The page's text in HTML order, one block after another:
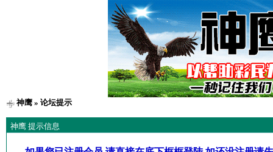
神鹰» 论坛提示
神鹰 提示信息